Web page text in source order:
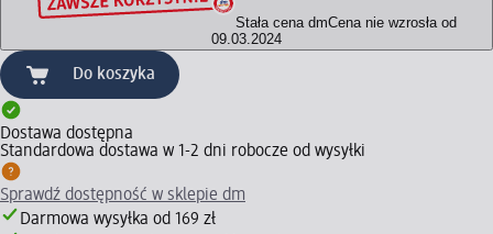
Stała cena dmCena nie wzrosła od
09.03.2024
Do koszyka
Dostawa dostępna
Standardowa dostawa w 1-2 dni robocze od wysyłki
Sprawdź dostępność w sklepie dm
Darmowa wysyłka od 169 zł